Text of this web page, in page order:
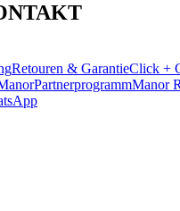
Retouren & GarantieClick +
PartnerprogrammManor